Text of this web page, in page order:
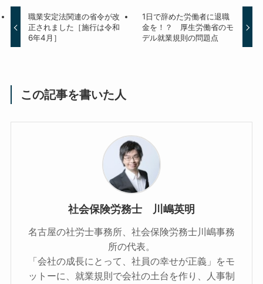
職業安定法関連の省令が改
正されました［施行は令和
6年4月］
1日で辞めた労働者に退職
金を！？ 厚生労働省のモ
デル就業規則の問題点
この記事を書いた人
社会保険労務士 川嶋英明
名古屋の社労士事務所、社会保険労務士川嶋事務
所の代表。
「会社の成長にとって、社員の幸せが正義」をモ
ットーに、就業規則で会社の土台を作り、人事制